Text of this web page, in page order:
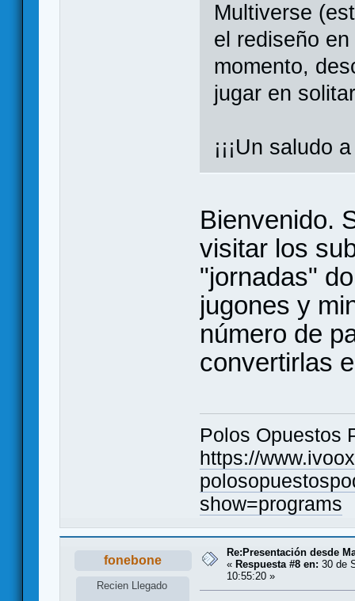
Multiverse
el rediseño
momento,
jugar en
¡¡¡Un saludo
Bienvenido.
visitar los
"jornadas"
jugones y
número de
convertirlas
Polos Opuestos
https://
show=programs
fonebone
Recien Llegado
Re:Presentación desde
« Respuesta #8 en: 30 de
10:55:20 »